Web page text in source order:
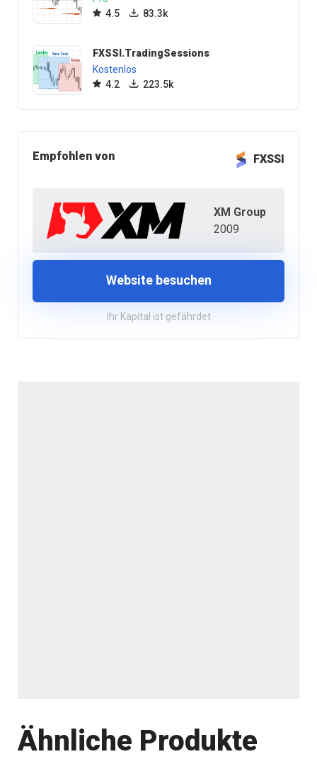
4.5
83.3k
FXSSI.TradingSessions
Kostenlos
4.2
223.5k
Empfohlen von FXSSI
XM Group
2009
Website besuchen
Ihr Kapital ist gefährdet
Ähnliche Produkte